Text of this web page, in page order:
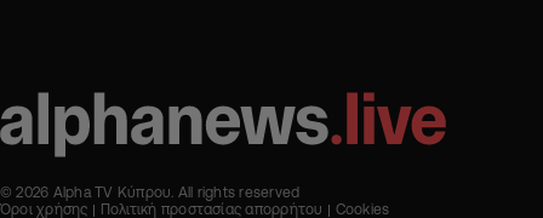
© 2026 Alpha TV Κύπρου. All rights reserved
Όροι χρήσης
Πολιτική προστασίας απορρήτου Cookies